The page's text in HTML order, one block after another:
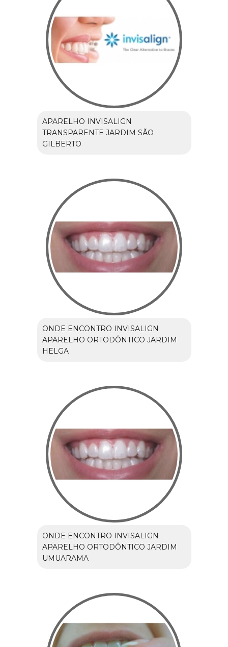
APARELHO INVISALIGN
TRANSPARENTE JARDIM SÃO
GILBERTO
ONDE ENCONTRO INVISALIGN
APARELHO ORTODÔNTICO JARDIM
HELGA
ONDE ENCONTRO INVISALIGN
APARELHO ORTODÔNTICO JARDIM
UMUARAMA